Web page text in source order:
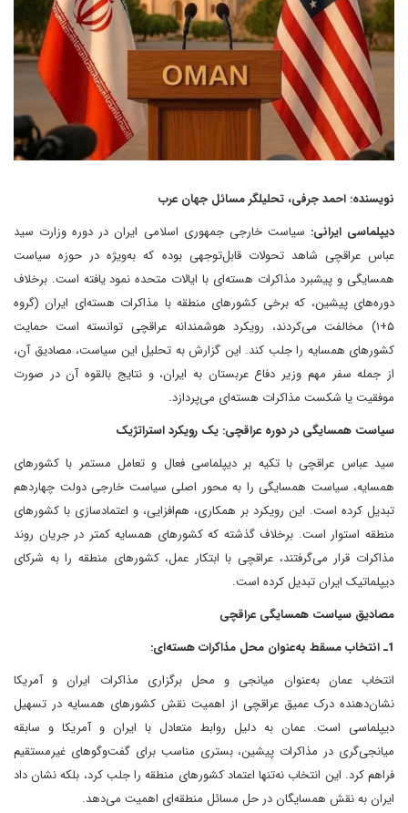
نویسنده: احمد جرفی، تحلیلگر مسائل جهان عرب
دیپلماسی ایرانی: سیاست خارجی جمهوری اسلامی ایران در دوره وزارت سید
عباس عراقچی شاهد تحولات قابل‌توجهی بوده که به‌ویژه در حوزه سیاست
همسایگی و پیشبرد مذاکرات هسته‌ای با ایالات متحده نمود یافته است. برخلاف
دوره‌های پیشین، که برخی کشورهای منطقه با مذاکرات هسته‌ای ایران (گروه
۵+۱) مخالفت می‌کردند، رویکرد هوشمندانه عراقچی توانسته است حمایت
کشورهای همسایه را جلب کند. این گزارش به تحلیل این سیاست، مصادیق آن،
از جمله سفر مهم وزیر دفاع عربستان به ایران، و نتایج بالقوه آن در صورت
موفقیت یا شکست مذاکرات هسته‌ای می‌پردازد.
سیاست همسایگی در دوره عراقچی: یک رویکرد استراتژیک
سید عباس عراقچی با تکیه بر دیپلماسی فعال و تعامل مستمر با کشورهای
همسایه، سیاست همسایگی را به محور اصلی سیاست خارجی دولت چهاردهم
تبدیل کرده است. این رویکرد بر همکاری، هم‌افزایی، و اعتمادسازی با کشورهای
منطقه استوار است. برخلاف گذشته که کشورهای همسایه کمتر در جریان روند
مذاکرات قرار می‌گرفتند، عراقچی با ابتکار عمل، کشورهای منطقه را به شرکای
دیپلماتیک ایران تبدیل کرده است.
مصادیق سیاست همسایگی عراقچی
1ـ انتخاب مسقط به‌عنوان محل مذاکرات هسته‌ای:
انتخاب عمان به‌عنوان میانجی و محل برگزاری مذاکرات ایران و آمریکا
نشان‌دهنده درک عمیق عراقچی از اهمیت نقش کشورهای همسایه در تسهیل
دیپلماسی است. عمان به دلیل روابط متعادل با ایران و آمریکا و سابقه
میانجی‌گری در مذاکرات پیشین، بستری مناسب برای گفت‌وگوهای غیرمستقیم
فراهم کرد. این انتخاب نه‌تنها اعتماد کشورهای منطقه را جلب کرد، بلکه نشان داد
ایران به نقش همسایگان در حل مسائل منطقه‌ای اهمیت می‌دهد.